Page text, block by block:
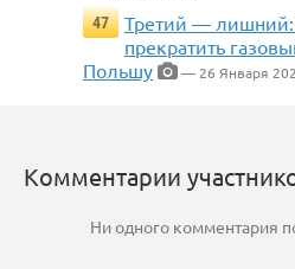
47
Третий — лишний:
прекратить
Польшу
— 26 Января
Комментарии
Ни одного комментария